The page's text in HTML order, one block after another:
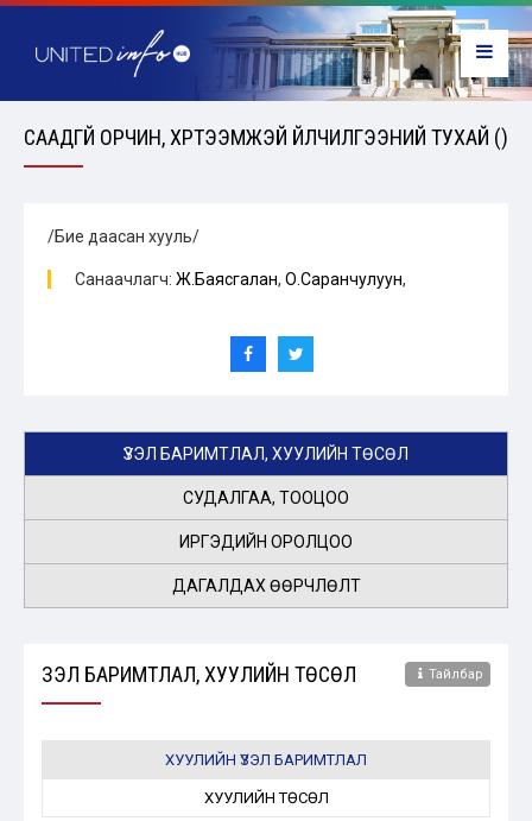
СААДГҮЙ ОРЧИН, ХҮРТЭЭМЖЭЙ ҮЙЛЧИЛГЭЭНИЙ ТУХАЙ ()
/Бие даасан хууль/
Санаачлагч: Ж.Баясгалан, О.Саранчулуун,
ҮЗЭЛ БАРИМТЛАЛ, ХУУЛИЙН ТӨСӨЛ
СУДАЛГАА, ТООЦОО
ИРГЭДИЙН ОРОЛЦОО
ДАГАЛДАХ ӨӨРЧЛӨЛТ
ҮЗЭЛ БАРИМТЛАЛ, ХУУЛИЙН ТӨСӨЛ Тайлбар
ХУУЛИЙН ҮЗЭЛ БАРИМТЛАЛ
ХУУЛИЙН ТӨСӨЛ